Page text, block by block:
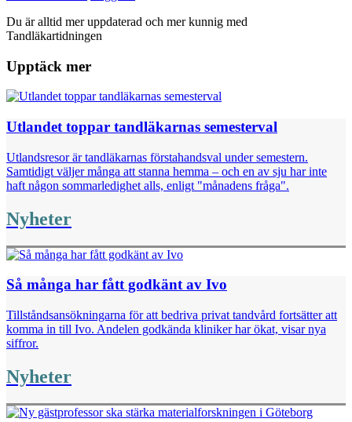
Du är alltid mer uppdaterad och mer kunnig med
Tandläkartidningen
Upptäck mer
Utlandet toppar tandläkarnas semesterval
Utlandsresor är tandläkarnas förstahandsval under semestern.
Samtidigt väljer många att stanna hemma – och en av sju har inte
haft någon sommarledighet alls, enligt "månadens fråga".
Nyheter
Så många har fått godkänt av Ivo
Tillståndsansökningarna för att bedriva privat tandvård fortsätter att
komma in till Ivo. Andelen godkända kliniker har ökat, visar nya
siffror.
Nyheter